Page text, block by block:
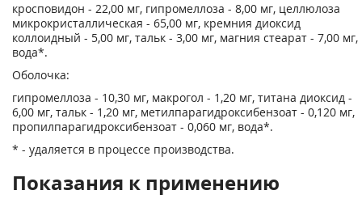
кросповидон - 22,00 мг, гипромеллоза - 8,00 мг, целлюлоза
микрокристаллическая - 65,00 мг, кремния диоксид
коллоидный - 5,00 мг, тальк - 3,00 мг, магния стеарат - 7,00 мг,
вода*.
Оболочка:
гипромеллоза - 10,30 мг, макрогол - 1,20 мг, титана диоксид -
6,00 мг, тальк - 1,20 мг, метилпарагидроксибензоат - 0,120 мг,
пропилпарагидроксибензоат - 0,060 мг, вода*.
* - удаляется в процессе производства.
Показания к применению